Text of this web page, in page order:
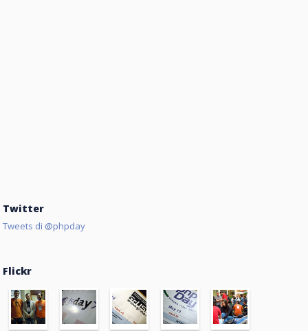
Twitter
Tweets di @phpday
Flickr